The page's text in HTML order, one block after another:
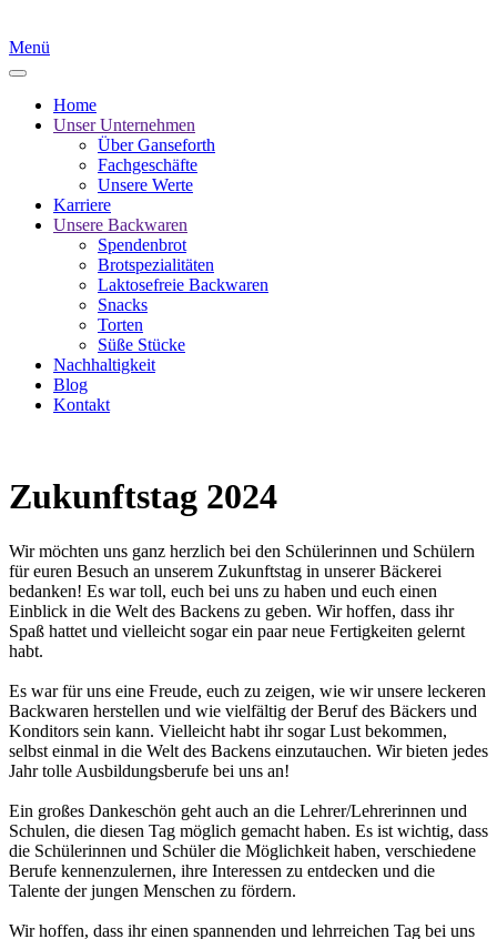
Menü
Home
Unser Unternehmen
Über Ganseforth
Fachgeschäfte
Unsere Werte
Karriere
Unsere Backwaren
Spendenbrot
Brotspezialitäten
Laktosefreie Backwaren
Snacks
Torten
Süße Stücke
Nachhaltigkeit
Blog
Kontakt
Zukunftstag 2024
Wir möchten uns ganz herzlich bei den Schülerinnen und Schülern
für euren Besuch an unserem Zukunftstag in unserer Bäckerei
bedanken! Es war toll, euch bei uns zu haben und euch einen
Einblick in die Welt des Backens zu geben. Wir hoffen, dass ihr
Spaß hattet und vielleicht sogar ein paar neue Fertigkeiten gelernt
habt.
Es war für uns eine Freude, euch zu zeigen, wie wir unsere leckeren
Backwaren herstellen und wie vielfältig der Beruf des Bäckers und
Konditors sein kann. Vielleicht habt ihr sogar Lust bekommen,
selbst einmal in die Welt des Backens einzutauchen. Wir bieten jedes
Jahr tolle Ausbildungsberufe bei uns an!
Ein großes Dankeschön geht auch an die Lehrer/Lehrerinnen und
Schulen, die diesen Tag möglich gemacht haben. Es ist wichtig, dass
die Schülerinnen und Schüler die Möglichkeit haben, verschiedene
Berufe kennenzulernen, ihre Interessen zu entdecken und die
Talente der jungen Menschen zu fördern.
Wir hoffen, dass ihr einen spannenden und lehrreichen Tag bei uns